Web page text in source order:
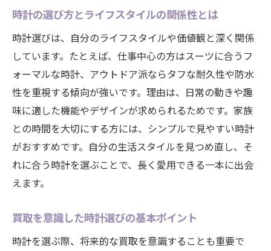
て
時計専門店で受けられるメンテナンスサー
ビス
買取前におすすめの時計点検とメンテナン
ス
高級時計の価値を守る買取前の注意点
高級時計買取で意識したい価値保存の秘訣
時計の付属品が買取価格に与える影響とは
高級時計の査定前にやるべき準備ポイント
偽物と見なされないための信頼確保の方法
時計の選び方とライフスタイルの関係性とは
時計選びは、自分のライフスタイルや価値観と深く関係
しています。たとえば、仕事中心の方はスーツに合うフ
ォーマルな時計、アウトドア派ならタフな耐久性や防水
性を重視する傾向が強いです。理由は、日常の動きや趣
味に適した機能やデザインが求められるためです。家族
との時間を大切にする方には、シンプルで見やすい時計
がおすすめです。自分の生活スタイルを見つめ直し、そ
れに合う時計を選ぶことで、長く愛用できる一本に出会
えます。
買取を意識した時計選びの基本ポイント
時計を選ぶ際、将来的な買取を意識することも重要で